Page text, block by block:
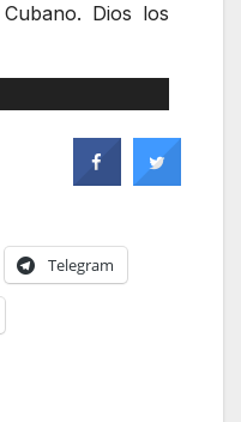
Dios los
Telegram